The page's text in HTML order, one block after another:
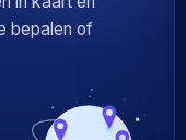
bepalen of